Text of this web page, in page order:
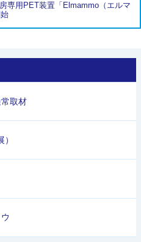
専用PET装置「Elmammo（エルマ
取材